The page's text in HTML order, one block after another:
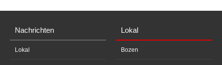
Nachrichten
Lokal
Lokal
Bozen